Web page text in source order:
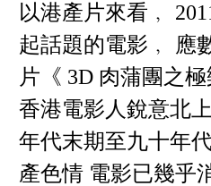
以港產片來看﹐
起話題的電影﹐ 應
片《 3D 肉蒲團之
香港電影人銳意北
年代末期至九十年
產色情 電影已幾乎